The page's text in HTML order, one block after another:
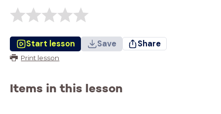
Start lesson Save Share
Print lesson
Items in this lesson